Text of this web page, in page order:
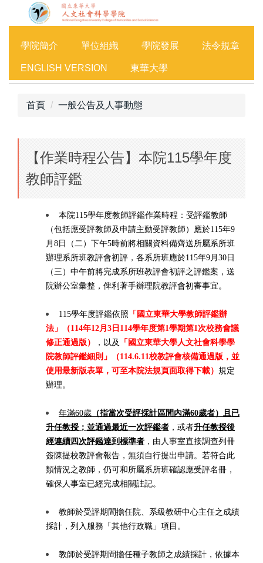
容
學院簡介 單位組織 學院發展 法令規章
ENGLISH VERSION 東華大學
首頁 一般公告及人事動態
【作業時程公告】本院115學年度
教師評鑑
本院115學年度教師評鑑作業時程： 受評鑑教師
（包括應受評教師及申請主動受評教師）應於115年9
月8日（二）下午5時前將相關資料備齊送所屬系所班
辦理系所班教評會初評，各系所班應於115年9月30日
（三）中午前將完成系所班教評會初評之評鑑案，送
院辦公室彙整，俾利著手辦理院教評會初審事宜。
115學年度評鑑依照 「國立東華大學教師評鑑辦
法」（114年12月3日114學年度第1學期第1次校務會議
修正通過版）
，以及
「國立東華大學人文社會科學學
院教師評鑑細則」（114.6.11校教評會核備通過版 ， 並
使用最新版表單，可至本院法規頁面取得下載） 規定
辦理。
年滿60歲 （指當次受評採計區間內滿60歲者）且已
升任教授；並通過最近一次評鑑者 ，或者升任教授後
經連續四次評鑑達到標準者 ，由人事室直接調查列冊
簽陳提校教評會報告，無須自行提出申請。若符合此
類情況之教師，仍可和所屬系所班確認應受評名冊，
確保人事室已經完成相關註記。
教師於受評期間擔任院、系級教研中心主任之成績
採計，列入服務「其他行政職」項目。
教師於受評期間擔任種子教師之成績採計，依據本